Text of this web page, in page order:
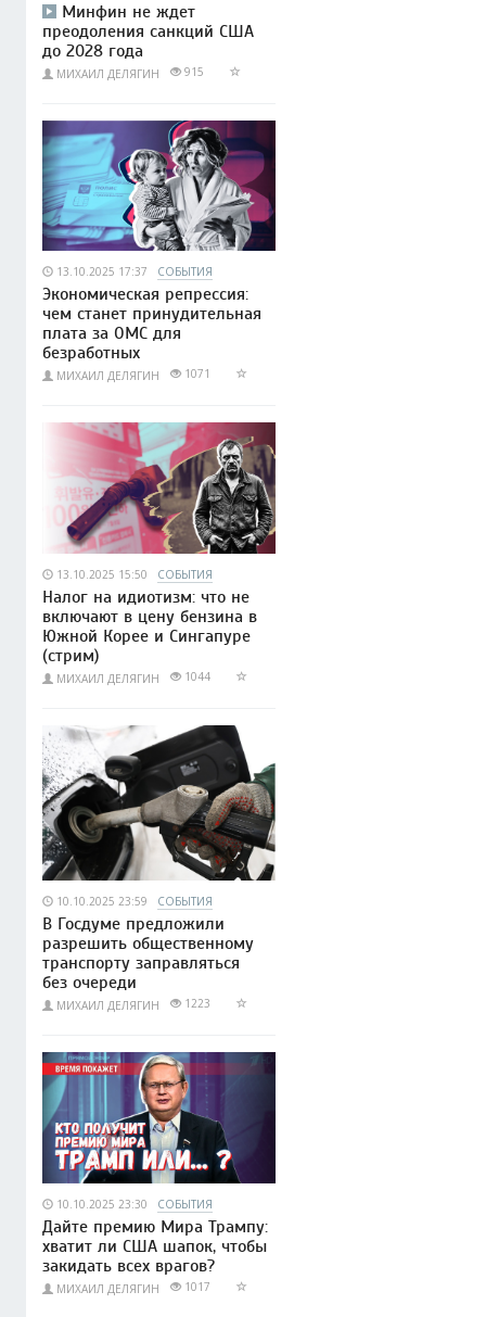
Минфин не ждет
преодоления санкций США
до 2028 года
МИХАИЛ ДЕЛЯГИН 915
13.10.2025 17:37 СОБЫТИЯ
Экономическая репрессия:
чем станет принудительная
плата за ОМС для
безработных
МИХАИЛ ДЕЛЯГИН 1071
13.10.2025 15:50 СОБЫТИЯ
Налог на идиотизм: что не
включают в цену бензина в
Южной Корее и Сингапуре
(стрим)
МИХАИЛ ДЕЛЯГИН 1044
10.10.2025 23:59 СОБЫТИЯ
В Госдуме предложили
разрешить общественному
транспорту заправляться
без очереди
МИХАИЛ ДЕЛЯГИН 1223
10.10.2025 23:30 СОБЫТИЯ
Дайте премию Мира Трампу:
хватит ли США шапок, чтобы
закидать всех врагов?
МИХАИЛ ДЕЛЯГИН 1017